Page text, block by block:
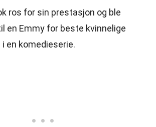
ros for sin prestasjon og ble
en Emmy for beste kvinnelige
i en komedieserie.